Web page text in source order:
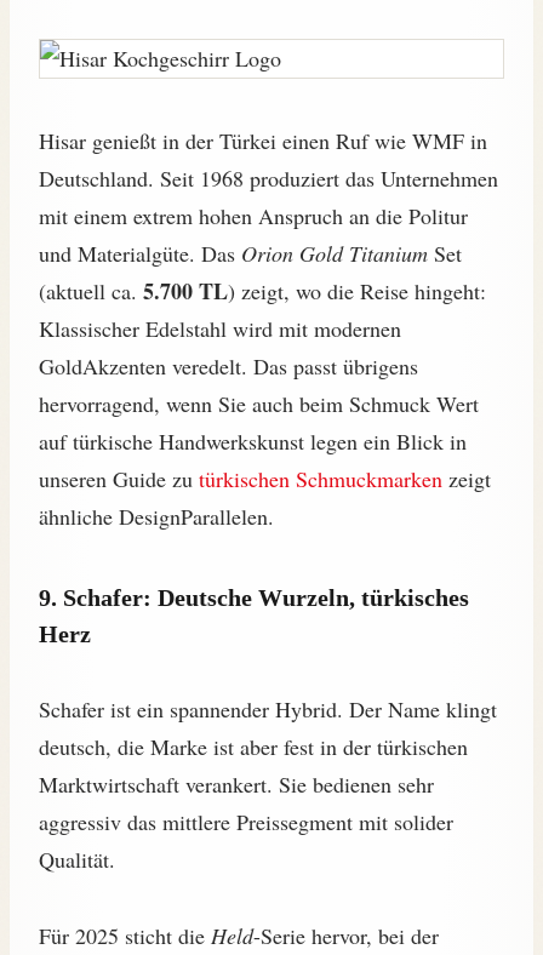
Hisar genießt in der Türkei einen Ruf wie WMF in
Deutschland. Seit 1968 produziert das Unternehmen
mit einem extrem hohen Anspruch an die Politur
und Materialgüte. Das Orion Gold Titanium Set
(aktuell ca. 5.700 TL) zeigt, wo die Reise hingeht:
Klassischer Edelstahl wird mit modernen
GoldAkzenten veredelt. Das passt übrigens
hervorragend, wenn Sie auch beim Schmuck Wert
auf türkische Handwerkskunst legen ein Blick in
unseren Guide zu türkischen Schmuckmarken zeigt
ähnliche DesignParallelen.
9. Schafer: Deutsche Wurzeln, türkisches
Herz
Schafer ist ein spannender Hybrid. Der Name klingt
deutsch, die Marke ist aber fest in der türkischen
Marktwirtschaft verankert. Sie bedienen sehr
aggressiv das mittlere Preissegment mit solider
Qualität.
Für 2025 sticht die Held-Serie hervor, bei der